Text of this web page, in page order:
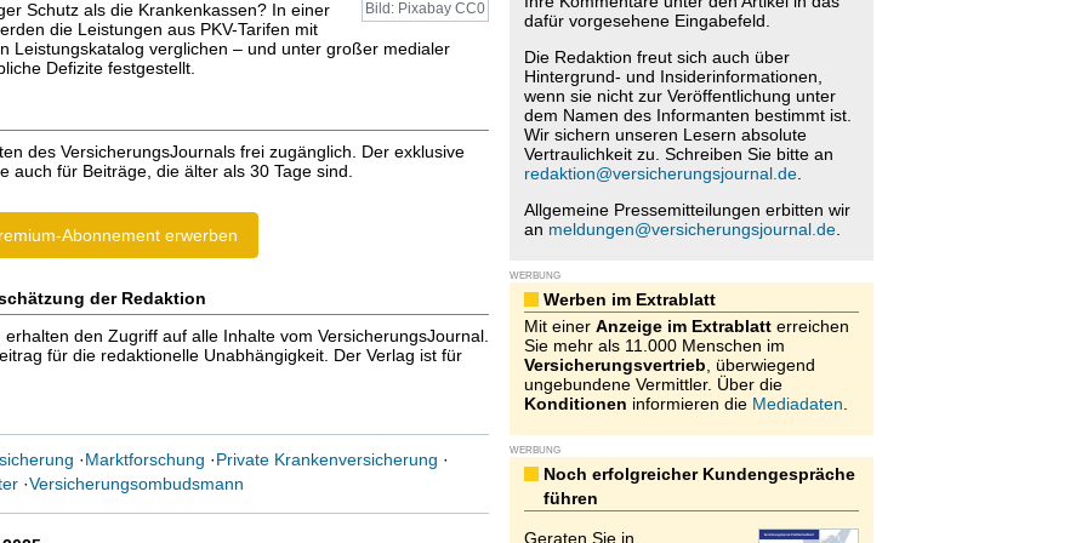
Bild: Pixabay CC0
Schutz als die Krankenkassen? In einer
die Leistungen aus PKV-Tarifen mit
Leistungskatalog verglichen – und unter großer medialer
Defizite festgestellt.
des VersicherungsJournals frei zugänglich. Der exklusive
auch für Beiträge, die älter als 30 Tage sind.
Abonnement erwerben
der Redaktion
den Zugriff auf alle Inhalte vom VersicherungsJournal.
für die redaktionelle Unabhängigkeit. Der Verlag ist für
·Marktforschung ·Private Krankenversicherung ·
·Versicherungsombudsmann
dafür vorgesehene Eingabefeld.
Die Redaktion freut sich auch über
Hintergrund- und Insiderinformationen,
wenn sie nicht zur Veröffentlichung unter
dem Namen des Informanten bestimmt ist.
Wir sichern unseren Lesern absolute
Vertraulichkeit zu. Schreiben Sie bitte an
redaktion@versicherungsjournal.de.
Allgemeine Pressemitteilungen erbitten wir
an meldungen@versicherungsjournal.de.
WERBUNG
Werben im Extrablatt
Mit einer Anzeige im Extrablatterreichen
Sie mehr als 11.000 Menschen im
Versicherungsvertrieb , überwiegend
ungebundene Vermittler. Über die
Konditionen informieren die Mediadaten
WERBUNG
Noch erfolgreicher Kundengespräche
führen
Geraten Sie in